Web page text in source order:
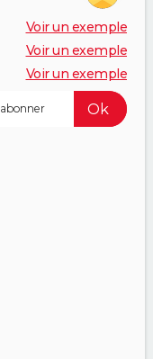
Voir un exemple
Voir un exemple
Voir un exemple